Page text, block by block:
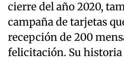
cierre del año 2020,
campaña de tarjetas
recepción de 200
felicitación. Su